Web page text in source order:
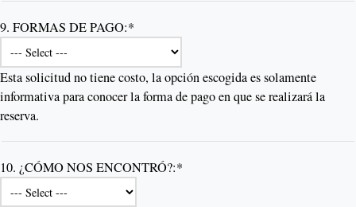
9. FORMAS DE PAGO:*
Esta solicitud no tiene costo, la opción escogida es solamente
informativa para conocer la forma de pago en que se realizará la
reserva.
10. ¿CÓMO NOS ENCONTRÓ?:*